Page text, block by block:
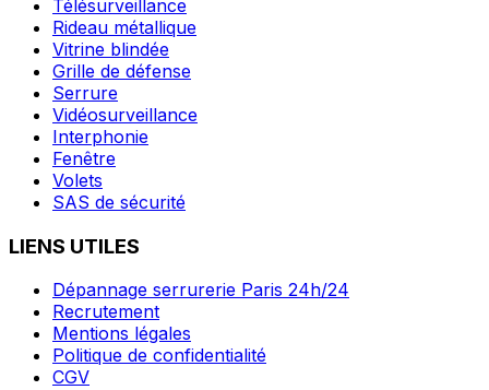
Télésurveillance
Rideau métallique
Vitrine blindée
Grille de défense
Serrure
Vidéosurveillance
Interphonie
Fenêtre
Volets
SAS de sécurité
LIENS UTILES
Dépannage serrurerie Paris 24h/24
Recrutement
Mentions légales
Politique de confidentialité
CGV